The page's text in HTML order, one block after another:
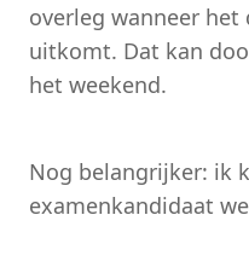
overleg wanneer
uitkomt. Dat kan
het weekend.
Nog belangrijker: ik
examenkandidaat